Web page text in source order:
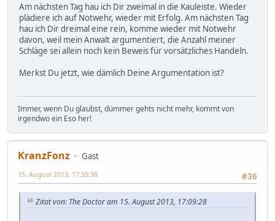
Am nächsten Tag hau ich Dir zweimal in die Kauleiste. Wieder
plädiere ich auf Notwehr, wieder mit Erfolg. Am nächsten Tag
hau ich Dir dreimal eine rein, komme wieder mit Notwehr
davon, weil mein Anwalt argumentiert, die Anzahl meiner
Schläge sei allein noch kein Beweis für vorsätzliches Handeln.
Merkst Du jetzt, wie dämlich Deine Argumentation ist?
Immer, wenn Du glaubst, dümmer gehts nicht mehr, kommt von
irgendwo ein Eso her!
KranzFonz
Gast
#36
15. August 2013, 17:35:38
Zitat von: The Doctor am 15. August 2013, 17:09:28